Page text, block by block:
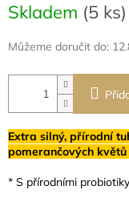
cena:
Skladem (5 ks)
Můžeme doručit do:
Extra silný, přírodní
pomerančových
* S přírodními